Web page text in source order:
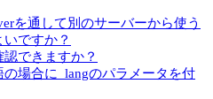
を通して別のサーバーから使う
ですか？
できますか？
場合に_langのパラメータを付